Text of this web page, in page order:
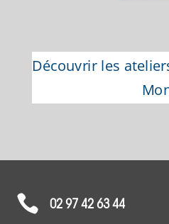
Découvrir les
 02 97 42 63 44